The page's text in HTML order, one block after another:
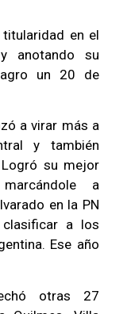
en el
anotando su
un 20 de
a virar más a
y también
su mejor
a
en la PN
a los
Ese año
otras 27